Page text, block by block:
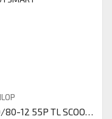
120/80-12 55P TL SCOOTSMART